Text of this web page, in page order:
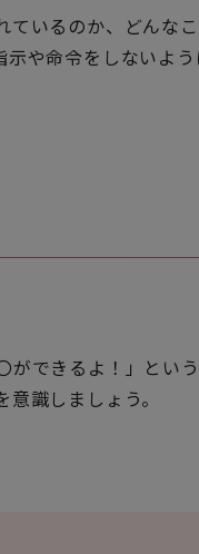
いるのか、どんな
や命令をしないよ
ができるよ！」とい
識しましょう。